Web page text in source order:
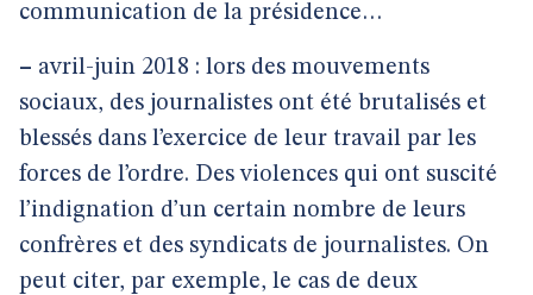
communication de la présidence…
– avril-juin 2018 : lors des mouvements
sociaux, des journalistes ont été brutalisés et
blessés dans l’exercice de leur travail par les
forces de l’ordre. Des violences qui ont suscité
l’indignation d’un certain nombre de leurs
confrères et des syndicats de journalistes. On
peut citer, par exemple, le cas de deux